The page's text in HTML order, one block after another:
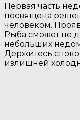
Первая часть
посвящена
человеком.
Рыба сможет не
небольших
Держитесь
излишней